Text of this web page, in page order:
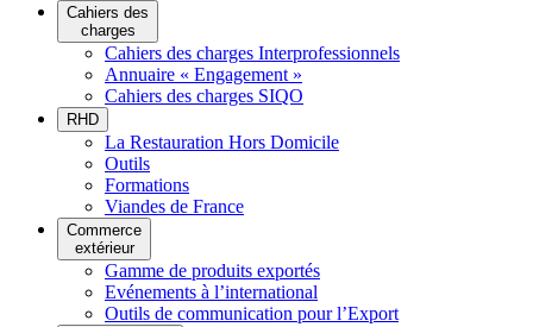
Cahiers des
charges
Cahiers des charges Interprofessionnels
Annuaire « Engagement »
Cahiers des charges SIQO
RHD
La Restauration Hors Domicile
Outils
Formations
Viandes de France
Commerce
extérieur
Gamme de produits exportés
Evénements à l’international
Outils de communication pour l’Export